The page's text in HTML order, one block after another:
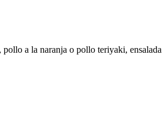
pollo a la naranja o pollo teriyaki, ensalada